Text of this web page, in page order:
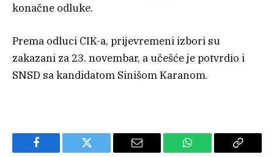
konačne odluke.
Prema odluci CIK-a, prijevremeni izbori su
zakazani za 23. novembar, a učešće je potvrdio i
SNSD sa kandidatom Sinišom Karanom.
Facebook Twitter Email WhatsApp Copy